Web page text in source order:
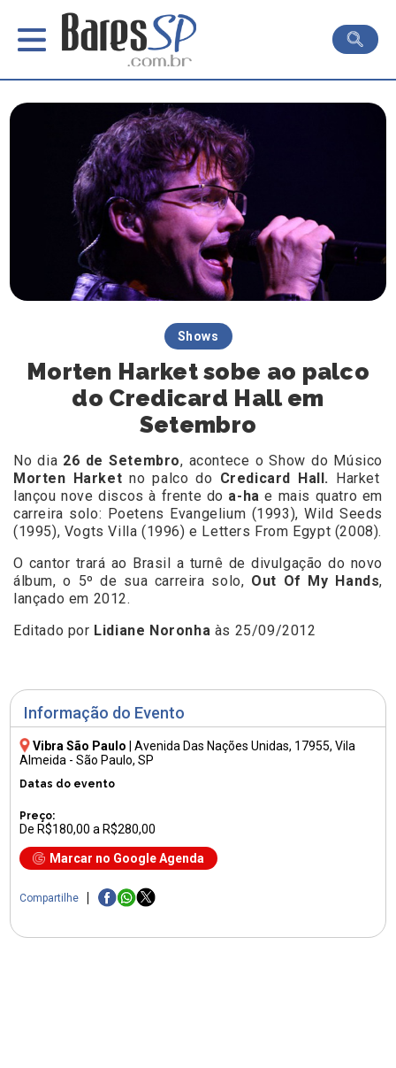
Informação do Evento
Vibra São Paulo |Avenida Das Nações Unidas, 17955, Vila
Almeida - São Paulo, SP
Datas do evento
Preço:
De R$180,00 a R$280,00
Marcar no Google Agenda
Compartilhe
Shows
Morten Harket sobe ao palco
do Credicard Hall em
Setembro
No dia 26 de Setembro, acontece o Show do Músico
Morten Harket no palco do Credicard Hall.
Harket
lançou nove discos à frente do a-ha e mais quatro em
carreira solo: Poetens Evangelium (1993), Wild Seeds
(1995), Vogts Villa (1996) e Letters From Egypt (2008).
O cantor trará ao Brasil a turnê de divulgação do novo
álbum, o 5º de sua carreira solo, Out Of My Hands,
lançado em 2012.
Editado por Lidiane Noronha às 25/09/2012